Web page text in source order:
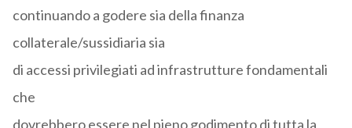
continuando a godere sia della finanza
collaterale/sussidiaria sia
di accessi privilegiati ad infrastrutture fondamentali
che
dovrebbero essere nel pieno godimento di tutta la